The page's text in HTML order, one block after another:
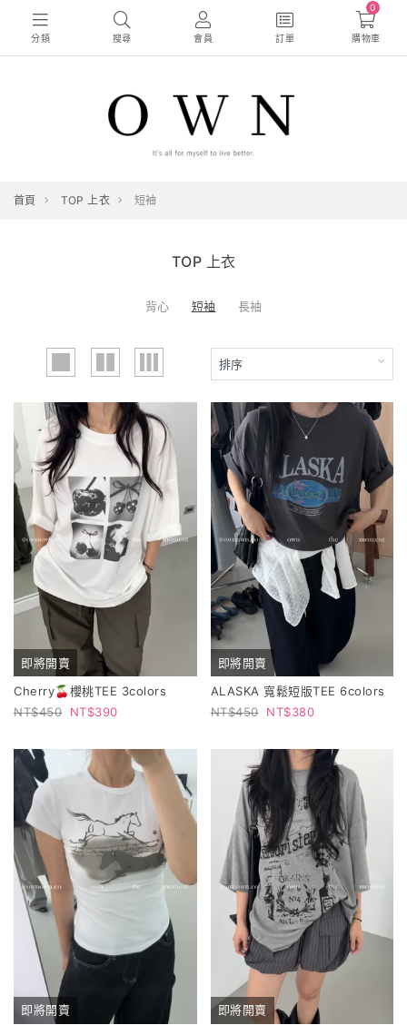
分類 搜尋 會員 訂單
0
購物車
首頁 TOP 上衣 短袖
TOP 上衣
背心 短袖 長袖
即將開賣
Cherry🍒櫻桃TEE 3colors
450
390
即將開賣
ALASKA 寬鬆短版TEE 6colors
450
380
即將開賣
即將開賣